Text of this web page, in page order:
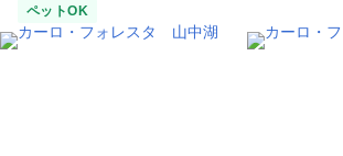
ペットOK